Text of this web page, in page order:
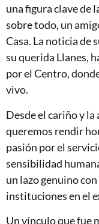
una figura clave de
sobre todo, un
Casa. La noticia de
su querida Llanes,
por el Centro,
vivo.
Desde el cariño y
queremos rendir
pasión por el
sensibilidad
un lazo genuino
instituciones en el
Un vínculo que fue